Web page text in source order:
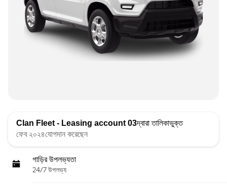
Clan Fleet - Leasing account 03দ্বারা তালিকাভুক্ত
ফেব ২০২৪যোগদান করেছেন
গাড়ির উপলভ্যতা
24/7 উপলভ্য